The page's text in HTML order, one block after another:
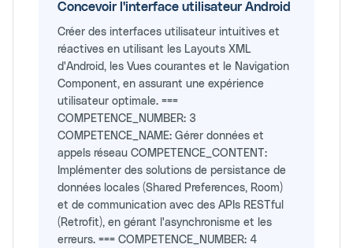
Concevoir l'interface utilisateur Android
Créer des interfaces utilisateur intuitives et
réactives en utilisant les Layouts XML
d'Android, les Vues courantes et le Navigation
Component, en assurant une expérience
utilisateur optimale. ===
COMPETENCE_NUMBER: 3
COMPETENCE_NAME: Gérer données et
appels réseau COMPETENCE_CONTENT:
Implémenter des solutions de persistance de
données locales (Shared Preferences, Room)
et de communication avec des APIs RESTful
(Retrofit), en gérant l'asynchronisme et les
erreurs. === COMPETENCE_NUMBER: 4